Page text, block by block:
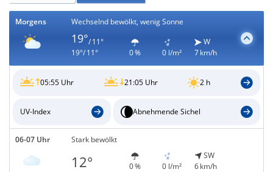
Morgens Wechselnd bewölkt, wenig Sonne
19°/ 11°
19°/ 11°
0 % 0 l/m²
W
7 km/h
05:55 Uhr 21:05 Uhr 2 h
UV-Index Abnehmende Sichel
06-07 Uhr Stark bewölkt
12° 0 % 0 l/m²
SW
6 km/h